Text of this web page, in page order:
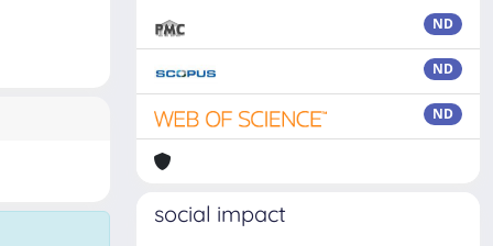
ND
ND
ND
social impact